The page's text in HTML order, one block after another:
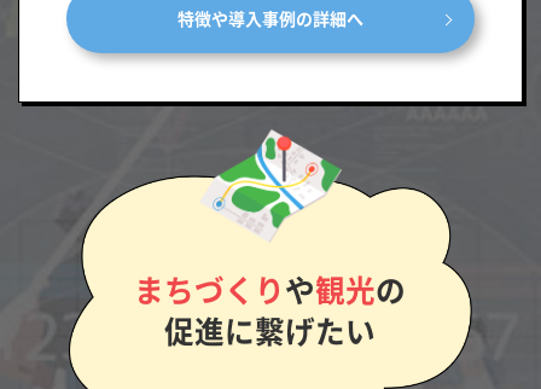
特徴や導入事例の詳細へ
まちづくりや観光の
促進に繋げたい